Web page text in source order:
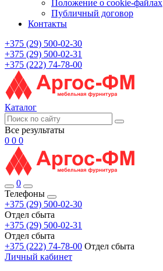
Положение о cookie-файлах
Публичный договор
Контакты
+375 (29) 500-02-30
+375 (29) 500-02-31
+375 (222) 74-78-00
Каталог
Все результаты
0 0 0
0
Телефоны
+375 (29) 500-02-30
Отдел сбыта
+375 (29) 500-02-31
Отдел сбыта
+375 (222) 74-78-00 Отдел сбыта
Личный кабинет